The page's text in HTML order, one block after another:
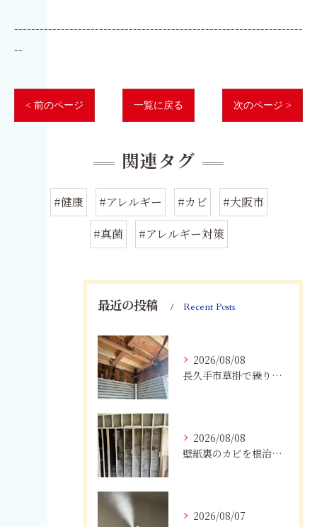
--------------------------------------------------------------------
--
< 前のページ 一覧に戻る 次のページ >
関連タグ
#健康 #アレルギー #カビ
#大阪市
#真菌
#アレルギー対策
最近の投稿 Recent Posts
2026/08/08
長久手市草掛で繰り返すカビにお困りの方へ｜原因から解決策まで紹介
2026/08/08
壁紙裏のカビを根治！下地交換と防カビリフォームの重要性
2026/08/07